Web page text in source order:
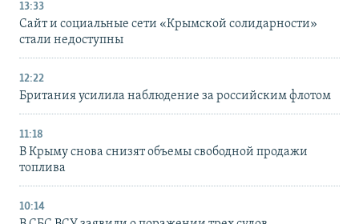
13:33
Сайт и социальные сети «Крымской солидарности»
стали недоступны
12:22
Британия усилила наблюдение за российским флотом
11:18
В Крыму снова снизят объемы свободной продажи
топлива
10:14